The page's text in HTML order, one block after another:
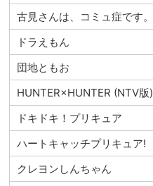
古見さんは、コミュ症です。
ドラえもん
団地ともお
HUNTER×HUNTER (NTV版)
ドキドキ！プリキュア
ハートキャッチプリキュア!
クレヨンしんちゃん